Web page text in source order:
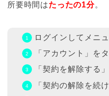
所要時間はたったの1分。
ログインしてメニ
「アカウント」を
「契約を解除する
「契約の解除を続